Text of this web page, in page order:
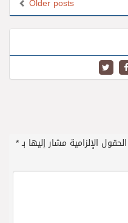
الحقول الإلزامية مشار إليها بـ*